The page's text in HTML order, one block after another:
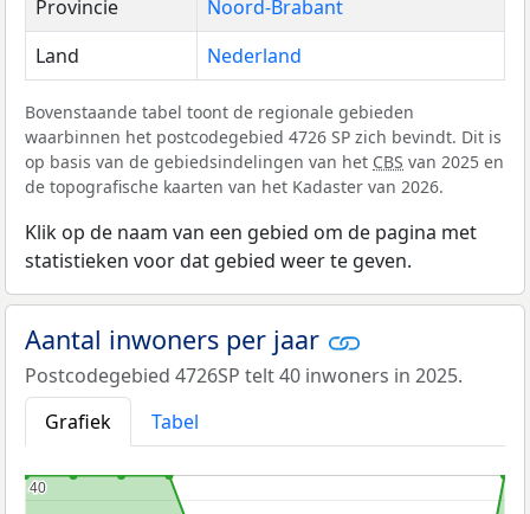
Provincie
Noord-Brabant
Land
Nederland
Bovenstaande tabel toont de regionale gebieden
waarbinnen het postcodegebied 4726 SP zich bevindt. Dit is
op basis van de gebiedsindelingen van het CBS van 2025 en
de topografische kaarten van het Kadaster van 2026.
Klik op de naam van een gebied om de pagina met
statistieken voor dat gebied weer te geven.
Aantal inwoners per jaar
Postcodegebied 4726SP telt 40 inwoners in 2025.
Grafiek
Tabel
40
40